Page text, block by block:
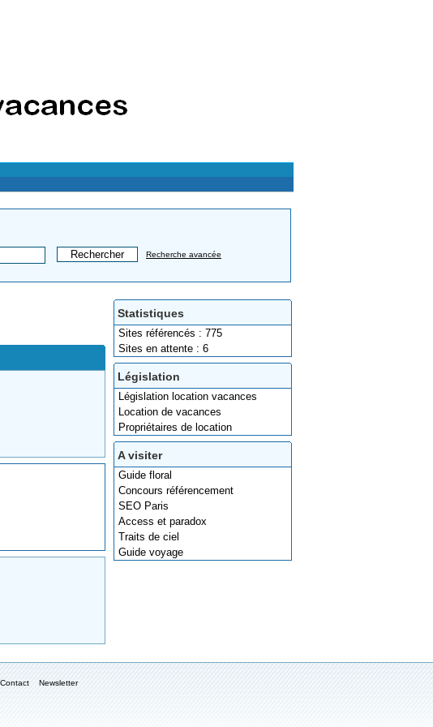
Recherche avancée
Statistiques
Sites référencés : 775
Sites en attente : 6
Législation
Législation location vacances
Location de vacances
Propriétaires de location
A visiter
Guide floral
Concours référencement
SEO Paris
Access et paradox
Traits de ciel
Guide voyage
Contact Newsletter